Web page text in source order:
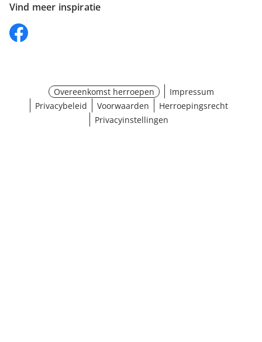
Vind meer inspiratie
Overeenkomst herroepen
Impressum
Privacybeleid
Voorwaarden
Herroepingsrecht
Privacyinstellingen